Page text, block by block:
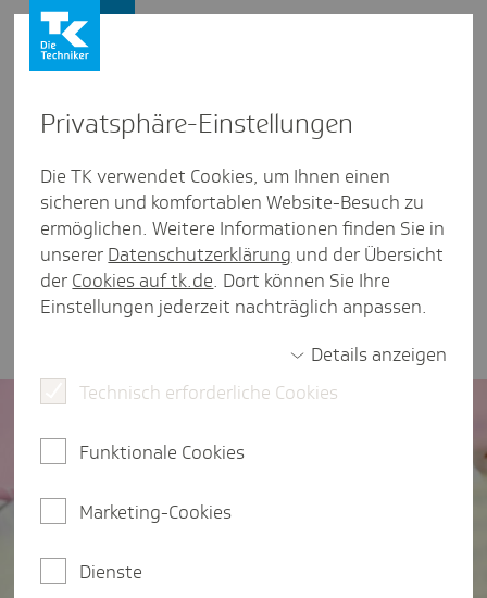
Tren­dence
Die Techniker Krankenkasse gehört laut Trendence
zu den Top 100 der attraktivsten Arbeitgeber bei
Schülern und Berufserfahrenen in Deutschland -
und worum es dabei genau geht erklären wir hier.
Was uns auszeichnet
Privat­sphäre-Einstel­lungen
Die TK verwendet Cookies, um Ihnen einen
sicheren und komfortablen Website-Besuch zu
ermöglichen. Weitere Informationen finden Sie in
unserer Datenschutzerklärung und der Übersicht
der Cookies auf tk.de. Dort können Sie Ihre
Einstellungen jederzeit nachträglich anpassen.
Details anzeigen
Technisch erforderliche Cookies
Funktionale Cookies
Marketing-Cookies
Dienste